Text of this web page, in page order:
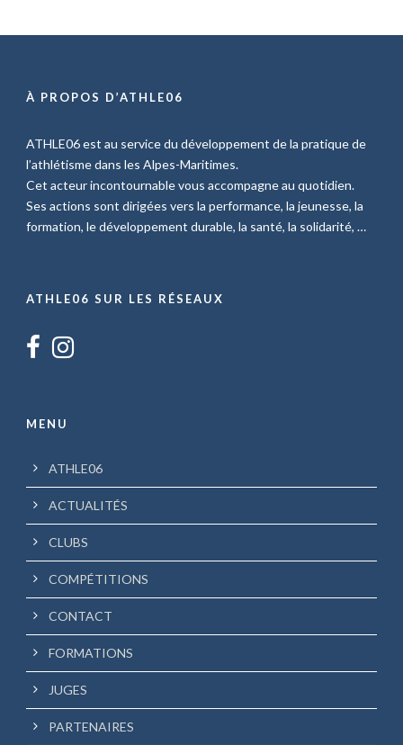
À PROPOS D’ATHLE06
ATHLE06 est au service du développement de la pratique de
l’athlétisme dans les Alpes-Maritimes.
Cet acteur incontournable vous accompagne au quotidien.
Ses actions sont dirigées vers la performance, la jeunesse, la
formation, le développement durable, la santé, la solidarité, …
ATHLE06 SUR LES RÉSEAUX
MENU
ATHLE06
ACTUALITÉS
CLUBS
COMPÉTITIONS
CONTACT
FORMATIONS
JUGES
PARTENAIRES